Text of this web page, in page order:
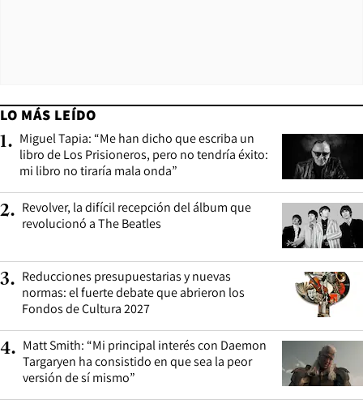
LO MÁS LEÍDO
1. Miguel Tapia: “Me han dicho que escriba un
libro de Los Prisioneros, pero no tendría éxito:
mi libro no tiraría mala onda”
2. Revolver, la difícil recepción del álbum que
revolucionó a The Beatles
3. Reducciones presupuestarias y nuevas
normas: el fuerte debate que abrieron los
Fondos de Cultura 2027
4. Matt Smith: “Mi principal interés con Daemon
Targaryen ha consistido en que sea la peor
versión de sí mismo”